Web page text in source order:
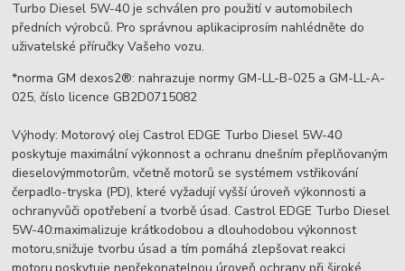
Turbo Diesel 5W-40 je schválen pro použití v automobilech
předních výrobců. Pro správnou aplikaciprosím nahlédněte do
uživatelské příručky Vašeho vozu.
*norma GM dexos2®: nahrazuje normy GM-LL-B-025 a GM-LL-A-
025, číslo licence GB2D0715082
Výhody: Motorový olej Castrol EDGE Turbo Diesel 5W-40
poskytuje maximální výkonnost a ochranu dnešním přeplňovaným
dieselovýmmotorům, včetně motorů se systémem vstřikování
čerpadlo-tryska (PD), které vyžadují vyšší úroveň výkonnosti a
ochranyvůči opotřebení a tvorbě úsad. Castrol EDGE Turbo Diesel
5W-40:maximalizuje krátkodobou a dlouhodobou výkonnost
motoru,snižuje tvorbu úsad a tím pomáhá zlepšovat reakci